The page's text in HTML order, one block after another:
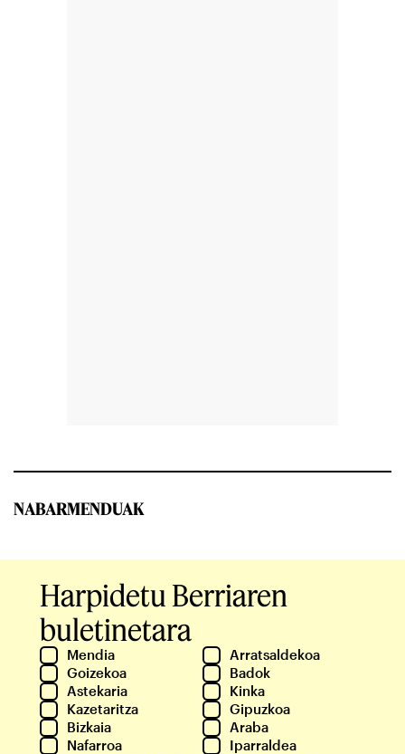
NABARMENDUAK
Harpidetu Berriaren
buletinetara
Mendia
Arratsaldekoa
Goizekoa
Badok
Astekaria
Kinka
Kazetaritza
Gipuzkoa
Bizkaia
Araba
Nafarroa
Iparraldea